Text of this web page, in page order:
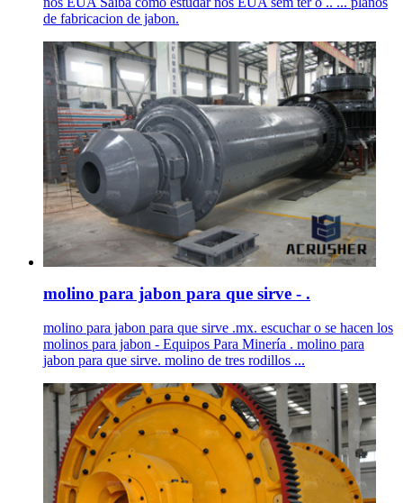
de fabricacion de jabon.
molino para jabon para que sirve - .
molino para jabon para que sirve .mx. escuchar o se hacen los
molinos para jabon - Equipos Para Minería . molino para
jabon para que sirve. molino de tres rodillos ...